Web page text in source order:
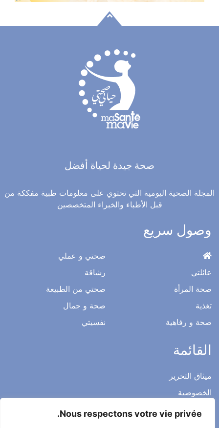
Nous respectons votre vie privée.
صحة جيدة لحياة أفضل
المجلة الصحية اليومية التي تحتوي على معلومات طبية مفككة من
قبل الأطباء والخبراء المتخصصين
وصول سريع
عائلتي
صحة المرأة
تغذية
صحة و رفاهية
صحتي و عملي
رشاقة
صحتي من الطبيعة
صحة و جمال
نفسيتي
القائمة
ميثاق التحرير
الخصوصية
الاشعار القانوني